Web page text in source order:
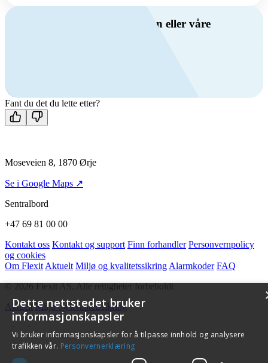
Har du spørsmål om ventilasjon eller våre
Kontakt oss
Fant du det du lette etter?
Moseveien 8, 1870 Ørje
Se i Google Maps ↗
Sentralbord
+47 69 81 00 00
Kontakt oss Kontakt og support Finn forhandler Personvernpolicy
og cookies
Om Flexit Aktuelt Miljø og kvalitetssikring Alarmkoder FAQ
© 2026 Flexit AS. Alle rettigheter forbeholdt
Aktuelt Miljø og kvalitetssikring
Dette nettstedet bruker
informasjonskapsler
Vi bruker informasjonskapsler for å tilpasse innhold og analysere
trafikken vår. Personvernerklæring